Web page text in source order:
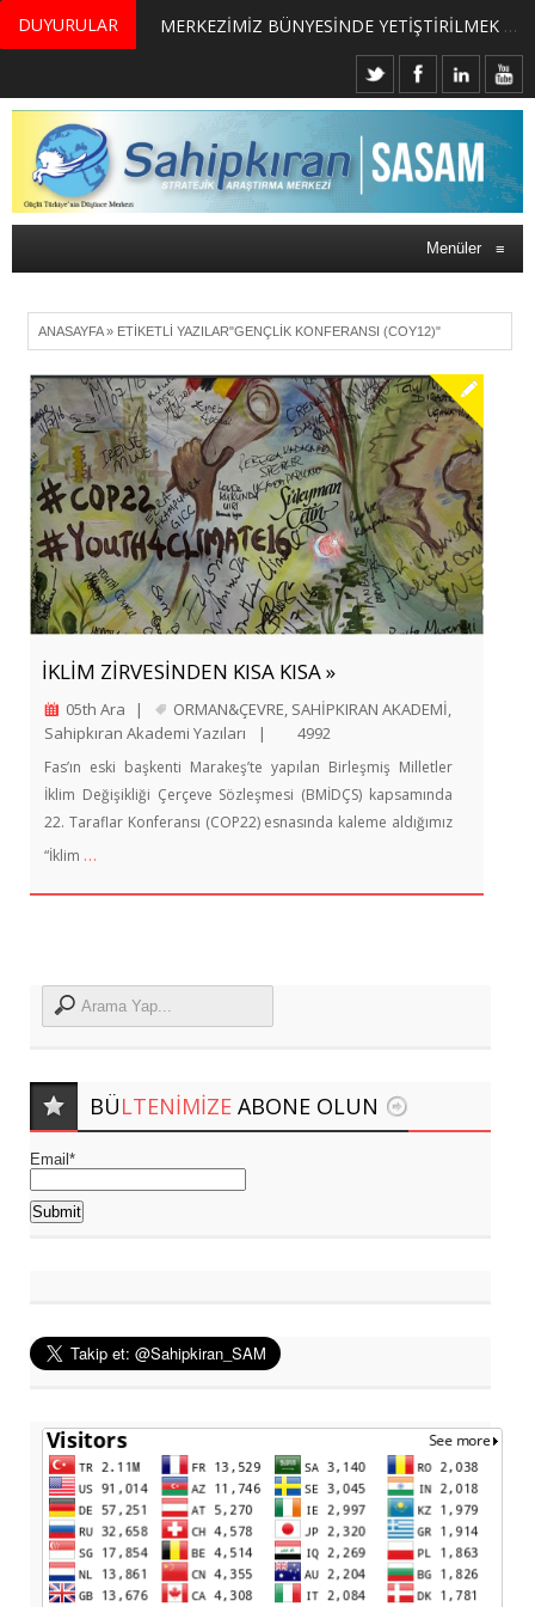
DUYURULAR MERKEZİMİZ BÜNYESİNDE YETİŞTİRİLMEK ÜZERE GÖNÜLLÜ ÜLKE MASASI UZMANI VE UZMAN ADAYLARI ARIYORUZ
Menüler ≡
ANASAYFA» ETIKETLI YAZILAR"GENÇLIK KONFERANSI (COY12)"
İKLİM ZİRVESİNDEN KISA KISA »
05th Ara | ORMAN&ÇEVRE, SAHİPKIRAN AKADEMİ,
Sahipkıran Akademi Yazıları
| 4992
Fas’ın eski başkenti Marakeş’te yapılan Birleşmiş Milletler
İklim Değişikliği Çerçeve Sözleşmesi (BMİDÇS) kapsamında
22. Taraflar Konferansı (COP22) esnasında kaleme aldığımız
“İklim …
BÜLTENIMIZE ABONE OLUN
Email*